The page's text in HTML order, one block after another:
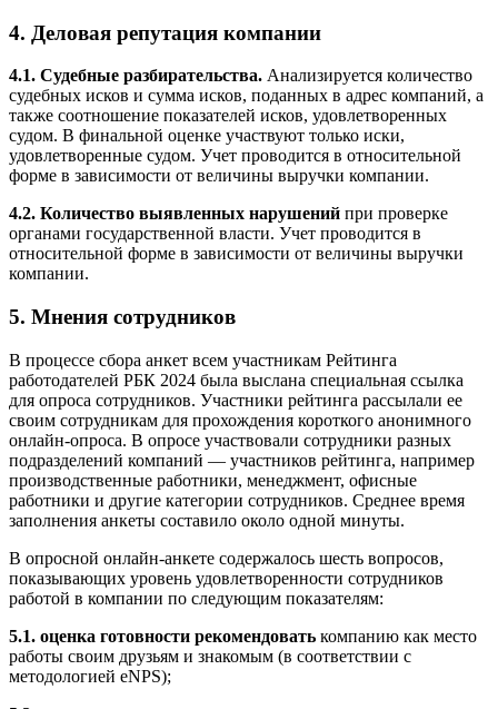
4. Деловая репутация компании
4.1. Судебные разбирательства. Анализируется количество
судебных исков и сумма исков, поданных в адрес компаний, а
также соотношение показателей исков, удовлетворенных
судом. В финальной оценке участвуют только иски,
удовлетворенные судом. Учет проводится в относительной
форме в зависимости от величины выручки компании.
4.2. Количество выявленных нарушений при проверке
органами государственной власти. Учет проводится в
относительной форме в зависимости от величины выручки
компании.
5. Мнения сотрудников
В процессе сбора анкет всем участникам Рейтинга
работодателей РБК 2024 была выслана специальная ссылка
для опроса сотрудников. Участники рейтинга рассылали ее
своим сотрудникам для прохождения короткого анонимного
онлайн-опроса. В опросе участвовали сотрудники разных
подразделений компаний — участников рейтинга, например
производственные работники, менеджмент, офисные
работники и другие категории сотрудников. Среднее время
заполнения анкеты составило около одной минуты.
В опросной онлайн-анкете содержалось шесть вопросов,
показывающих уровень удовлетворенности сотрудников
работой в компании по следующим показателям:
5.1. оценка готовности рекомендовать компанию как место
работы своим друзьям и знакомым (в соответствии с
методологией eNPS);